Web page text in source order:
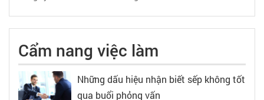
Cẩm nang việc làm
Những dấu hiệu nhận biết sếp không tốt
qua buổi phỏng vấn